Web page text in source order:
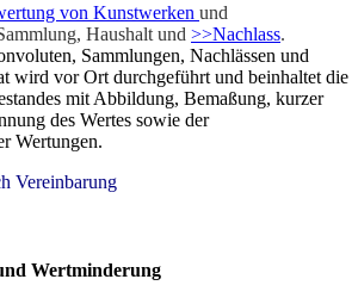
von Kunstwerken und
Haushalt und >>Nachlass.
Sammlungen, Nachlässen und
wird vor Ort durchgeführt und beinhaltet die
mit Abbildung, Bemaßung, kurzer
des Wertes sowie der
Wertungen.
Vereinbarung
Wertminderung